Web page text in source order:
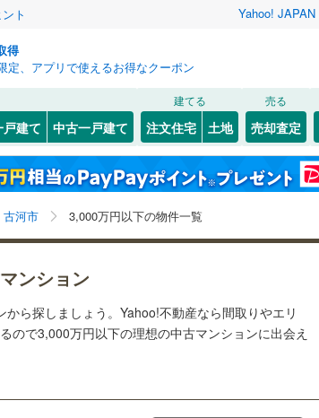
ト Yahoo! JAPAN
得
定、アプリで使えるお得なクーポン
建て 中古一戸建て
建てる
注文住宅 土地
売る
売却査定
古河市 3,000万円以下の物件一覧
ンション
ら探しましょう。Yahoo!不動産なら間取りやエリ
ので3,000万円以下の理想の中古マンションに出会え
宮城 秋田 山形
埼玉 千葉
静岡 三重
岡山 広島 山口
日立市(5)
石岡市(0)
下妻市(0)
ひたちなか市(1)
筑西市(0)
東(1)
常磐線(0)
湘南新宿ライン（宇都宮～逗子）
(8)
( 0)
ン
ォーム
築古・築30年以上（5）
を含む）
オートロック（5）
検索条件を保存しました
件の新着物件通知は、 マイページから設定できます。
茨城県、古河市、3,000万円
マイページ
閉じる お気に入りリストを見る
閉じる
閉じる お気に入りリストを見る
閉じる